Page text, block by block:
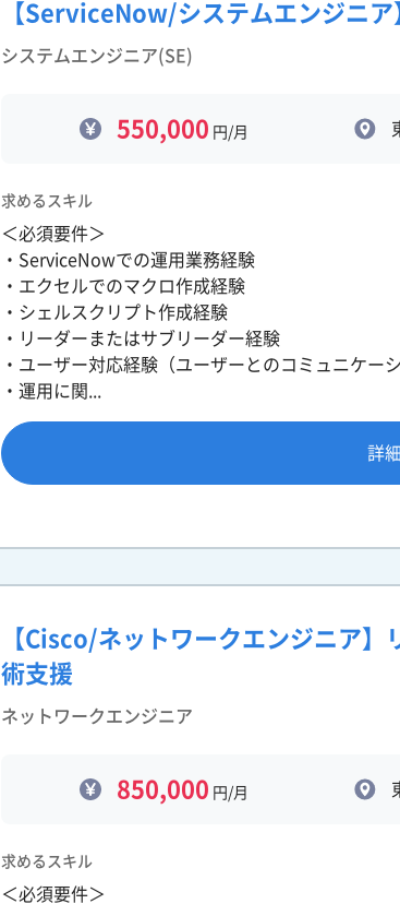
【ServiceNow/システムエンジニ
システムエンジニア(SE)
550,000 円/月
求めるスキル
＜必須要件＞
・ServiceNowでの運用業務経験
・エクセルでのマクロ作成経験
・シェルスクリプト作成経験
・リーダーまたはサブリーダー経験
・ユーザー対応経験（ユーザーとのコミュニケーシ
・運用に関...
詳
【Cisco/ネットワークエンジニア
術支援
ネットワークエンジニア
850,000 円/月
求めるスキル
＜必須要件＞